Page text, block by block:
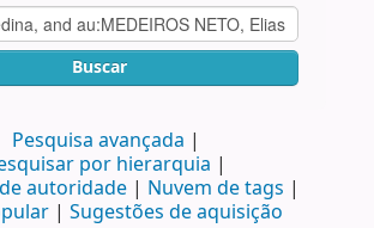
Buscar
Pesquisa avançada
por hierarquia
autoridade
Nuvem de tags
Sugestões de aquisição